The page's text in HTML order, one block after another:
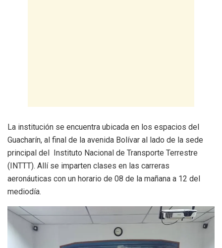
La institución se encuentra ubicada en los espacios del
Guacharín, al final de la avenida Bolívar al lado de la sede
principal del Instituto Nacional de Transporte Terrestre
(INTTT). Allí se imparten clases en las carreras
aeronáuticas con un horario de 08 de la mañana a 12 del
mediodía.